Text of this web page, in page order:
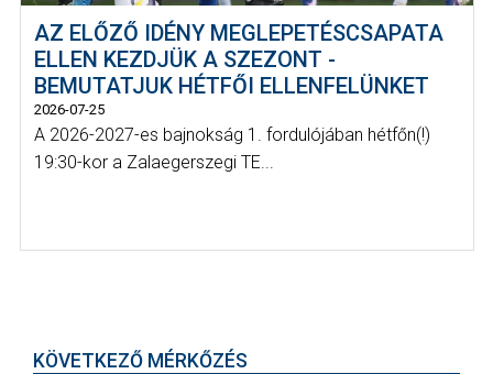
AZ ELŐZŐ IDÉNY MEGLEPETÉSCSAPATA
ELLEN KEZDJÜK A SZEZONT -
BEMUTATJUK HÉTFŐI ELLENFELÜNKET
2026-07-25
A 2026-2027-es bajnokság 1. fordulójában hétfőn(!)
19:30-kor a Zalaegerszegi TE...
KÖVETKEZŐ MÉRKŐZÉS